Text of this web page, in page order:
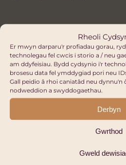
Rheoli
Er mwyn darparu'r profiadau gorau,
technolegau fel cwcis i storio a / neu
am ddyfeisiau. Bydd cydsynio i'r
brosesu data fel ymddygiad pori neu
Gall peidio â rhoi caniatâd neu dynnu'n
nodweddion a swyddogaethau.
Derbyn
Gwrthod
Gweld
Erthyglau Eraill
GWELD POB UN